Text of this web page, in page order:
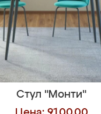
Стул "Монти"